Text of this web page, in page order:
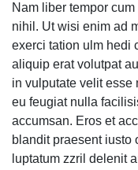
Nam liber tempor
nihil. Ut wisi enim ad
exerci tation ulm hedi
aliquip erat volutpat
in vulputate velit esse
eu feugiat nulla
accumsan. Eros et
blandit praesent iusto
luptatum zzril delenit